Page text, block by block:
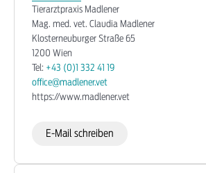
Tierarztpraxis Madlener
Mag. med. vet. Claudia Madlener
Klosterneuburger Straße 65
1200 Wien
Tel: +43 (0)1 332 41 19
office@madlener.vet
https://www.madlener.vet
E-Mail schreiben